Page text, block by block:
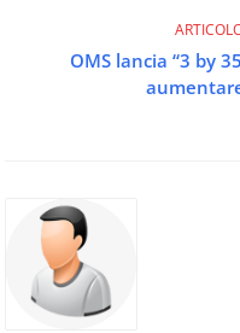
OMS lancia “3 by